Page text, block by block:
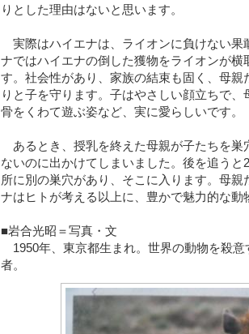
りとした理由はないと思います。
実際はハイエナは、ライオンに負けない果
ナではハイエナの倒した獲物をライオンが横
す。社会性があり、家族の結束も固く、母親
りと子を守ります。子はやさしい顔立ちで
骨をくわて遊ぶ姿など、実に愛らしいです。
あるとき、授乳を終えた母親が子たちを巣
ないのに出かけてしまいました。後を追うと
所に別の巣穴があり、そこに入ります。母
ナはヒトが考える以上に、豊かで魅力的な動
■岩合光昭＝写真・文
1950年、東京都生まれ。世界の動物を殺意
者。